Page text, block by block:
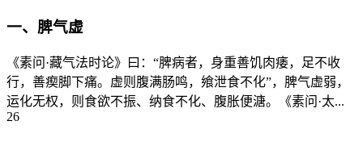
一、脾气虚
《素问·藏气法时论》曰：“脾病者，身重善饥肉痿，足不收
行，善瘈脚下痛。虚则腹满肠鸣，飨泄食不化”，脾气虚弱，
运化无权，则食欲不振、纳食不化、腹胀便溏。《素问·太...
26